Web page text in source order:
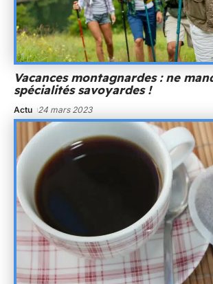
Vacances montagnardes : ne
spécialités savoyardes !
Actu 24 mars 2023